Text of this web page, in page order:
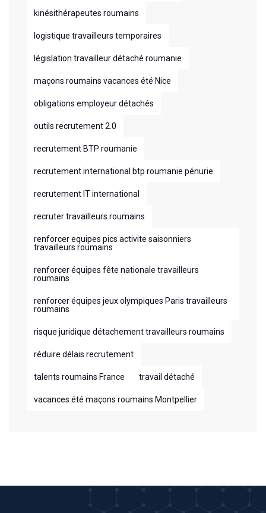
kinésithérapeutes roumains
logistique travailleurs temporaires
législation travailleur détaché roumanie
maçons roumains vacances été Nice
obligations employeur détachés
outils recrutement 2.0
recrutement BTP roumanie
recrutement international btp roumanie pénurie
recrutement IT international
recruter travailleurs roumains
renforcer equipes pics activite saisonniers
travailleurs roumains
renforcer équipes fête nationale travailleurs
roumains
renforcer équipes jeux olympiques Paris travailleurs
roumains
risque juridique détachement travailleurs roumains
réduire délais recrutement
talents roumains France travail détaché
vacances été maçons roumains Montpellier